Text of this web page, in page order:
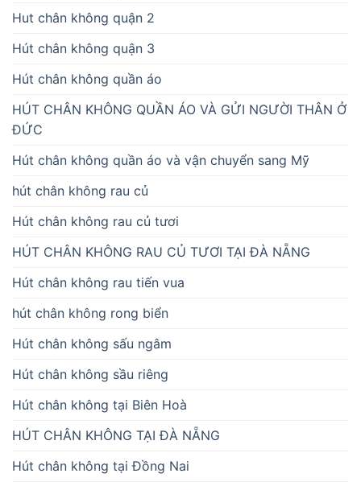
Hut chân không quận 2
Hút chân không quận 3
Hút chân không quần áo
HÚT CHÂN KHÔNG QUẦN ÁO VÀ GỬI NGƯỜI THÂN Ở
ĐỨC
Hút chân không quần áo và vận chuyển sang Mỹ
hút chân không rau củ
Hút chân không rau củ tươi
HÚT CHÂN KHÔNG RAU CỦ TƯƠI TẠI ĐÀ NẴNG
Hút chân không rau tiến vua
hút chân không rong biển
Hút chân không sấu ngâm
Hút chân không sầu riêng
Hút chân không tại Biên Hoà
HÚT CHÂN KHÔNG TẠI ĐÀ NẴNG
Hút chân không tại Đồng Nai